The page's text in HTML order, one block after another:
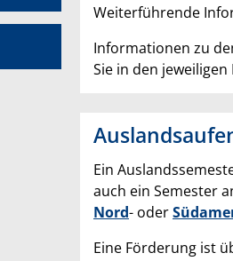
Weiterführende
Informationen zu
Sie in den
Ein
auch ein Semester
Nord- oder
Eine Förderung ist